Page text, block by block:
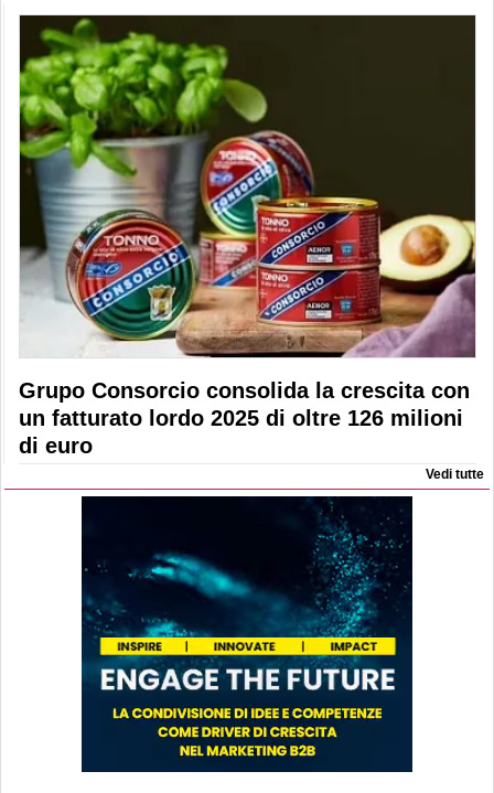
Grupo Consorcio consolida la crescita con
un fatturato lordo 2025 di oltre 126 milioni
di euro
Vedi tutte